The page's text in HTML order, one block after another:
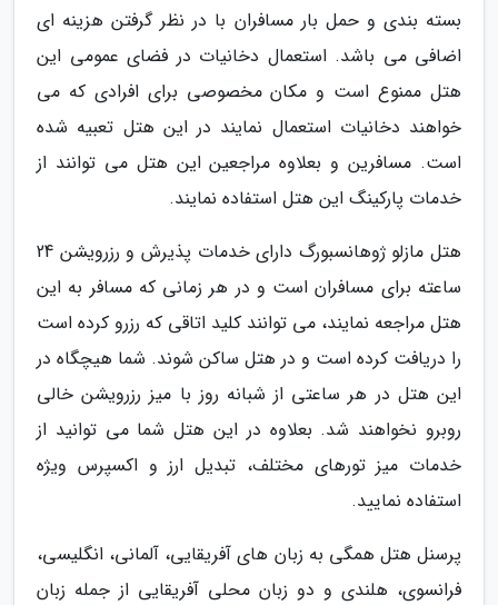
بسته بندی و حمل بار مسافران با در نظر گرفتن هزینه ای
اضافی می باشد. استعمال دخانیات در فضای عمومی این
هتل ممنوع است و مکان مخصوصی برای افرادی که می
خواهند دخانیات استعمال نمایند در این هتل تعبیه شده
است. مسافرین و بعلاوه مراجعین این هتل می توانند از
خدمات پارکینگ این هتل استفاده نمایند.
هتل مازلو ژوهانسبورگ دارای خدمات پذیرش و رزرویشن 24
ساعته برای مسافران است و در هر زمانی که مسافر به این
هتل مراجعه نمایند، می توانند کلید اتاقی که رزرو کرده است
را دریافت کرده است و در هتل ساکن شوند. شما هیچگاه در
این هتل در هر ساعتی از شبانه روز با میز رزرویشن خالی
روبرو نخواهند شد. بعلاوه در این هتل شما می توانید از
خدمات میز تورهای مختلف، تبدیل ارز و اکسپرس ویژه
استفاده نمایید.
پرسنل هتل همگی به زبان های آفریقایی، آلمانی، انگلیسی،
فرانسوی، هلندی و دو زبان محلی آفریقایی از جمله زبان